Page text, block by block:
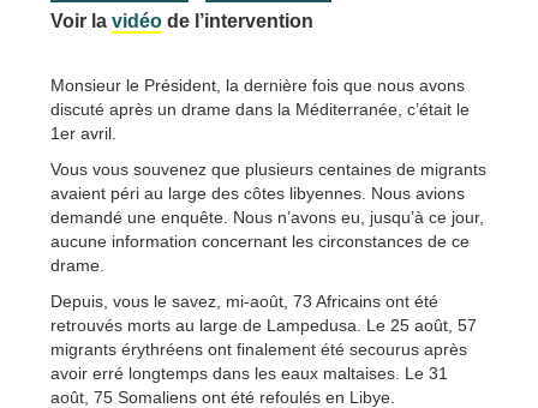
Voir la vidéo de l’intervention
Monsieur le Président, la dernière fois que nous avons
discuté après un drame dans la Méditerranée, c’était le
1er avril.
Vous vous souvenez que plusieurs centaines de migrants
avaient péri au large des côtes libyennes. Nous avions
demandé une enquête. Nous n’avons eu, jusqu’à ce jour,
aucune information concernant les circonstances de ce
drame.
Depuis, vous le savez, mi-août, 73 Africains ont été
retrouvés morts au large de Lampedusa. Le 25 août, 57
migrants érythréens ont finalement été secourus après
avoir erré longtemps dans les eaux maltaises. Le 31
août, 75 Somaliens ont été refoulés en Libye.